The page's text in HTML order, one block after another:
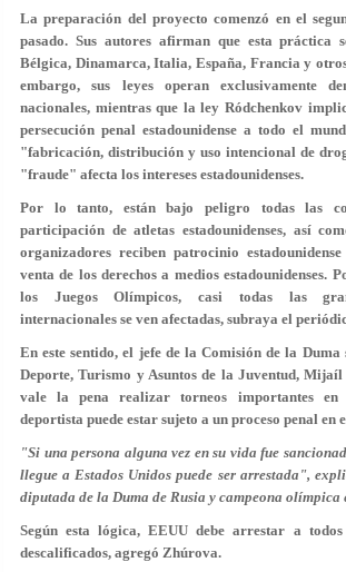
La preparación del proyecto comenzó en el
pasado. Sus autores afirman que esta práctica
Bélgica, Dinamarca, Italia, España, Francia y
embargo, sus leyes operan exclusivamente
nacionales, mientras que la ley Ródchenkov
persecución penal estadounidense a todo el
"fabricación, distribución y uso intencional de
"fraude" afecta los intereses estadounidenses.
Por lo tanto, están bajo peligro todas las
participación de atletas estadounidenses, así
organizadores reciben patrocinio
venta de los derechos a medios estadounidenses.
los Juegos Olímpicos, casi todas las
internacionales se ven afectadas, subraya el
En este sentido, el jefe de la Comisión de la
Deporte, Turismo y Asuntos de la Juventud,
vale la pena realizar torneos importantes en
deportista puede estar sujeto a un proceso penal en
"Si una persona alguna vez en su vida fue
llegue a Estados Unidos puede ser arrestada",
diputada de la Duma de Rusia y campeona olímpica
Según esta lógica, EEUU debe arrestar a
descalificados, agregó Zhúrova.